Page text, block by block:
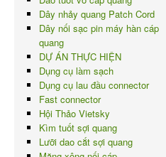
Dây nhảy quang Patch Cord
Dây nối sạc pin máy hàn cáp
quang
DỰ ÁN THỰC HIỆN
Dụng cụ làm sạch
Dụng cụ lau đầu connector
Fast connector
Hội Thảo Vietsky
Kìm tuốt sợi quang
Lưỡi dao cắt sợi quang